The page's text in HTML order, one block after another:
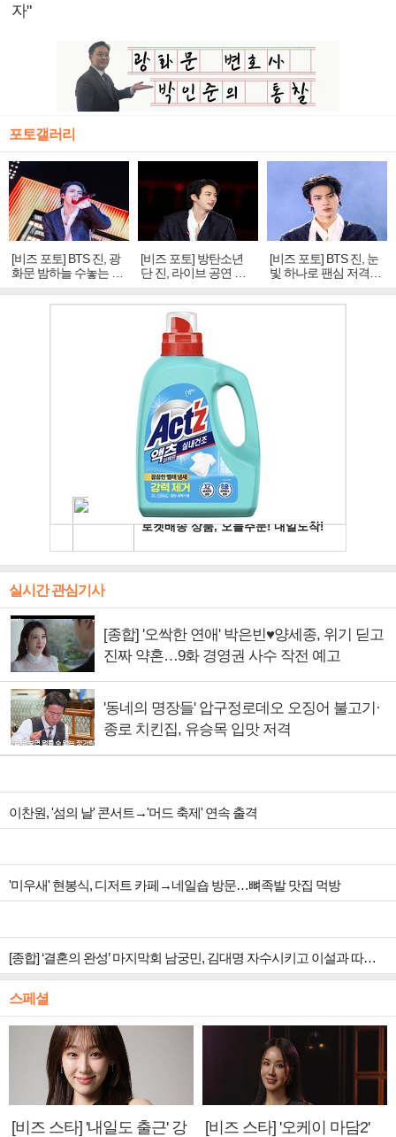
자"
포토갤러리
[비즈 포토] BTS 진, 광
화문 밤하늘 수놓는 '비
주얼 킹'의 열창
[비즈 포토] 방탄소년
단 진, 라이브 공연 중
빛나는 독보적 아우라
[비즈 포토] BTS 진, 눈
빛 하나로 팬심 저격…
독보적 카리스마
실시간 관심기사
[종합] '오싹한 연애' 박은빈♥양세종, 위기 딛고
진짜 약혼…9화 경영권 사수 작전 예고
'동네의 명장들' 압구정로데오 오징어 불고기·
종로 치킨집, 유승목 입맛 저격
이찬원, '섬의 날' 콘서트→'머드 축제' 연속 출격
'미우새' 현봉식, 디저트 카페→네일숍 방문…뼈족발 맛집 먹방
[종합] ‘결혼의 완성’ 마지막회 남궁민, 김대명 자수시키고 이설과 따뜻한 안녕
스페셜
[비즈 스타] '내일도 출근' 강
[비즈 스타] '오케이 마담2'